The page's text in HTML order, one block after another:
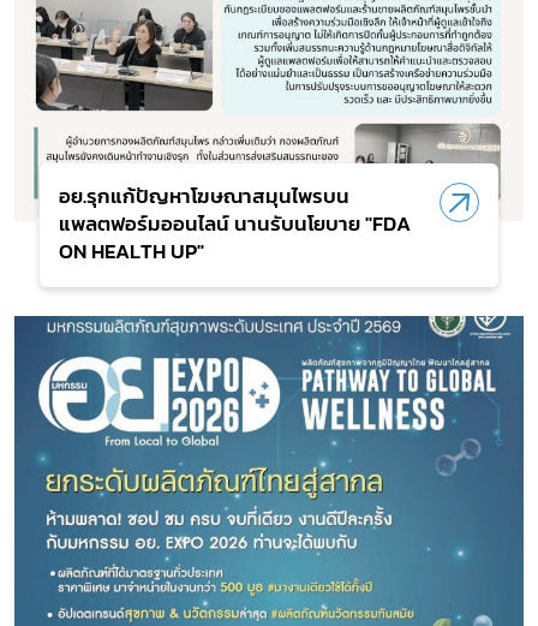
อย.รุกแก้ปัญหาโฆษณาสมุนไพรบน
แพลตฟอร์มออนไลน์ นานรับนโยบาย "FDA
ON HEALTH UP"